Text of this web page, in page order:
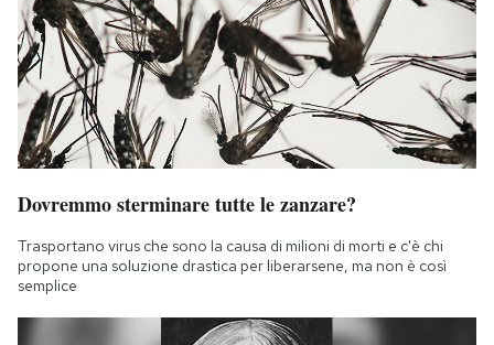
Dovremmo sterminare tutte le zanzare?
Trasportano virus che sono la causa di milioni di morti e c'è chi
propone una soluzione drastica per liberarsene, ma non è così
semplice